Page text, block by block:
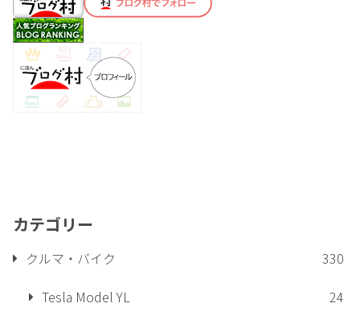
カテゴリー
クルマ・バイク
330
Tesla Model YL
24